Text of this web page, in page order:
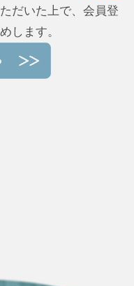
だいた上で、会員登
します。